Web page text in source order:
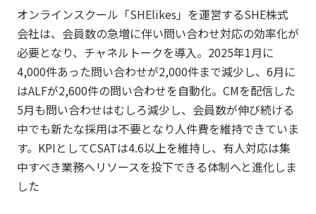
オンラインスクール「SHElikes」を運営するSHE株式
会社は、会員数の急増に伴い問い合わせ対応の効率化が
必要となり、チャネルトークを導入。2025年1月に
4,000件あった問い合わせが2,000件まで減少し、6月に
はALFが2,600件の問い合わせを自動化。CMを配信した
5月も問い合わせはむしろ減少し、会員数が伸び続ける
中でも新たな採用は不要となり人件費を維持できていま
す。KPIとしてCSATは4.6以上を維持し、有人対応は集
中すべき業務へリソースを投下できる体制へと進化しま
した